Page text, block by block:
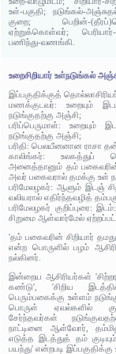
உள்-பகுதி; நடுங்கல்-
குறை; பெறின்-
ஏற்றுக்கொள்வர்; பெரியார்-
பணிந்து-வணங்கி.
உறைசிறியார் உள்நடுங்கல்
இப்பகுதிக்குத்
மணக்குடவர்: உறையும்
நடுங்குதற்கு அஞ்சி;
பரிப்பெருமாள்: உறையும்
நடுங்குதற்கு அஞ்சி;
பரிதி: பெலயீனனான ராசா
காலிங்கர்: உலகத்துப்
அனைத்தானும் தம் பகைவரின்
அவர் பகைவரால் தமக்கு உள்
பரிமேலழகர்: ஆளும் இடஞ்
வலியரால் எதிர்ந்தவழித்
பரிமேலழகர் குறிப்புரை:
சிறுமை ஆள்வார்மேல்
'தம் பகைவரின் சிறியார்
என்ற பொருளில் பழம்
நல்கினர்.
இன்றைய ஆசிரியர்கள்
கண்டு', 'சிறிய
பெரும்பகைக்கு உள்ளம்
பொருள் ஏவல்களில்
சேர்ந்தவர்கள்
நாட்டினை ஆள்வோர்,
எடுத்த இடத்துத் தம்
பயந்து' என்றபடி